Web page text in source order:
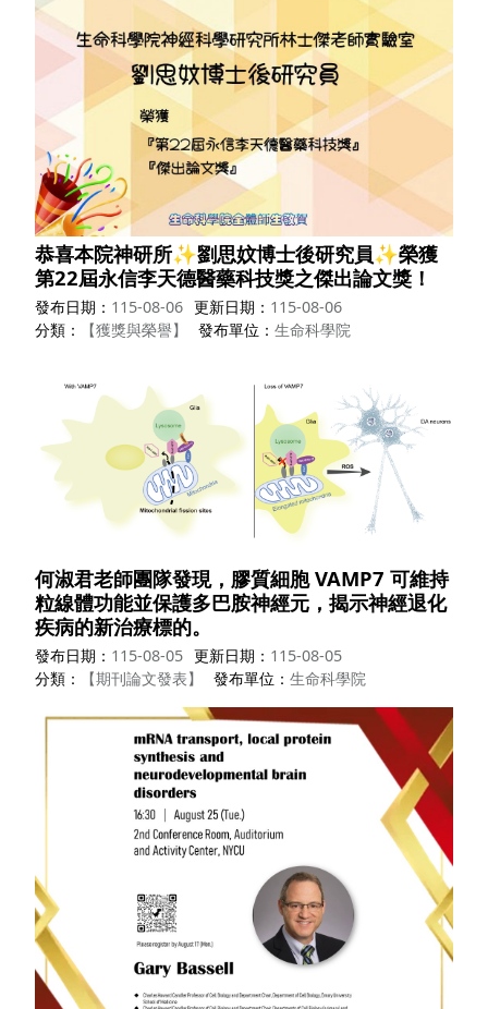
恭喜本院神研所✨劉思妏博士後研究員✨榮獲
第22屆永信李天德醫藥科技獎之傑出論文獎！
發布日期 115-08-06 更新日期
115-08-06
分類
【獲獎與榮譽】 發布單位 生命科學院
何淑君老師團隊發現，膠質細胞 VAMP7 可維持
粒線體功能並保護多巴胺神經元，揭示神經退化
疾病的新治療標的。
發布日期 115-08-05 更新日期
115-08-05
分類
【期刊論文發表】 發布單位 生命科學院